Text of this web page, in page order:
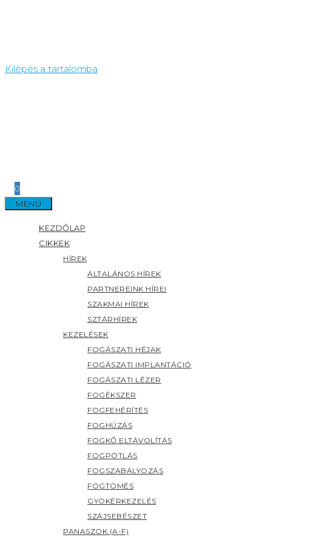
Kilépés a tartalomba
0
MENÜ
KEZDŐLAP
CIKKEK
HÍREK
ÁLTALÁNOS HÍREK
PARTNEREINK HÍREI
SZAKMAI HÍREK
SZTÁRHÍREK
KEZELÉSEK
FOGÁSZATI HÉJAK
FOGÁSZATI IMPLANTÁCIÓ
FOGÁSZATI LÉZER
FOGÉKSZER
FOGFEHÉRÍTÉS
FOGHÚZÁS
FOGKŐ ELTÁVOLÍTÁS
FOGPÓTLÁS
FOGSZABÁLYOZÁS
FOGTÖMÉS
GYÖKÉRKEZELÉS
SZÁJSEBÉSZET
PANASZOK (A-F)